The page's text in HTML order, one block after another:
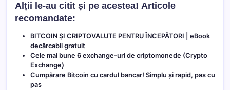
Alții le-au citit și pe acestea! Articole
recomandate:
BITCOIN ȘI CRIPTOVALUTE PENTRU ÎNCEPĂTORI | eBook
decărcabil gratuit
Cele mai bune 6 exchange-uri de criptomonede (Crypto
Exchange)
Cumpărare Bitcoin cu cardul bancar! Simplu și rapid, pas cu
pas